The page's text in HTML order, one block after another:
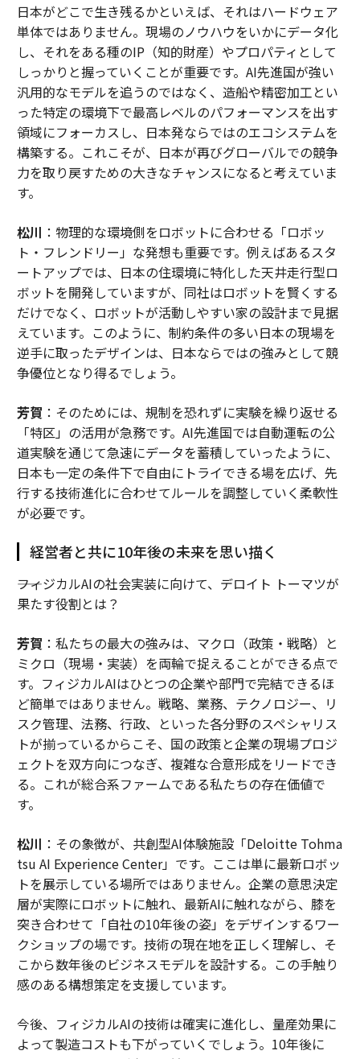
日本がどこで生き残るかといえば、それはハードウェア
単体ではありません。現場のノウハウをいかにデータ化
し、それをある種のIP（知的財産）やプロパティとして
しっかりと握っていくことが重要です。AI先進国が強い
汎用的なモデルを追うのではなく、造船や精密加工とい
った特定の環境下で最高レベルのパフォーマンスを出す
領域にフォーカスし、日本発ならではのエコシステムを
構築する。これこそが、日本が再びグローバルでの競争
力を取り戻すための大きなチャンスになると考えていま
す。
松川 ：物理的な環境側をロボットに合わせる「ロボッ
ト・フレンドリー」な発想も重要です。例えばあるスタ
ートアップでは、日本の住環境に特化した天井走行型ロ
ボットを開発していますが、同社はロボットを賢くする
だけでなく、ロボットが活動しやすい家の設計まで見据
えています。このように、制約条件の多い日本の現場を
逆手に取ったデザインは、日本ならではの強みとして競
争優位となり得るでしょう。
芳賀 ：そのためには、規制を恐れずに実験を繰り返せる
「特区」の活用が急務です。AI先進国では自動運転の公
道実験を通じて急速にデータを蓄積していったように、
日本も一定の条件下で自由にトライできる場を広げ、先
行する技術進化に合わせてルールを調整していく柔軟性
が必要です。
経営者と共に10年後の未来を思い描く
――フィジカルAIの社会実装に向けて、デロイト トーマツが
果たす役割とは？
芳賀 ：私たちの最大の強みは、マクロ（政策・戦略）と
ミクロ（現場・実装）を両輪で捉えることができる点で
す。フィジカルAIはひとつの企業や部門で完結できるほ
ど簡単ではありません。戦略、業務、テクノロジー、リ
スク管理、法務、行政、といった各分野のスペシャリス
トが揃っているからこそ、国の政策と企業の現場プロジ
ェクトを双方向につなぎ、複雑な合意形成をリードでき
る。これが総合系ファームである私たちの存在価値で
す。
松川 ：その象徴が、共創型AI体験施設「Deloitte Tohma
tsu AI Experience Center」です。ここは単に最新ロボッ
トを展示している場所ではありません。企業の意思決定
層が実際にロボットに触れ、最新AIに触れながら、膝を
突き合わせて「自社の10年後の姿」をデザインするワー
クショップの場です。技術の現在地を正しく理解し、そ
こから数年後のビジネスモデルを設計する。この手触り
感のある構想策定を支援しています。
今後、フィジカルAIの技術は確実に進化し、量産効果に
よって製造コストも下がっていくでしょう。10年後に